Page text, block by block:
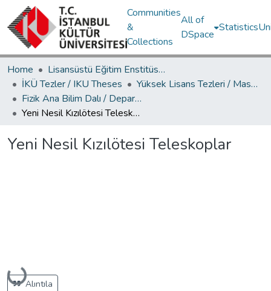
Communities
&
Collections
All of
DSpace
Statistics
Home
Lisansüstü Eğitim Enstitüsü / Postgraduate Education Institute
İKÜ Tezler / IKU Theses
Yüksek Lisans Tezleri / Master's Theses
Fizik Ana Bilim Dalı / Department of Physics
Yeni Nesil Kızılötesi Teleskoplar
Yeni Nesil Kızılötesi Teleskoplar
Loading...
Alıntıla